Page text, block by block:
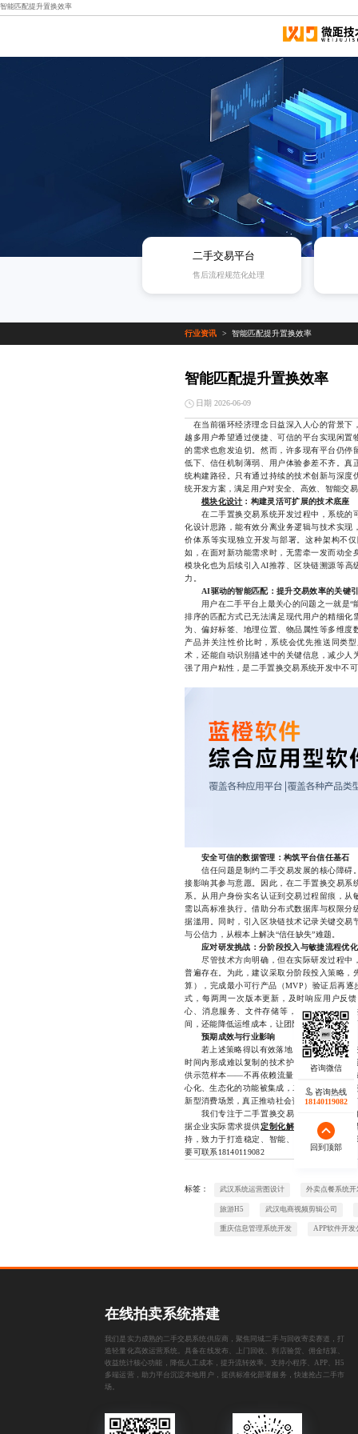
智能匹配提升置换效率
二手交易平台
售后流程规范化处理
行业资讯 > 智能匹配提升置换效率
智能匹配提升置换效率
日期 2026-06-09
在当前循环经济理念日益深入人心的背景下
越多用户希望通过便捷、可信的平台实现闲
的需求也愈发迫切。然而，许多现有平台仍
低下、信任机制薄弱、用户体验参差不齐。
统构建路径。只有通过持续的技术创新与深
统开发方案，满足用户对安全、高效、智能交
模块化设计 ：构建灵活可扩展的技术底座
在二手置换交易系统开发过程中，系统的
化设计思路，能有效分离业务逻辑与技术实
价体系等实现独立开发与部署。这种架构不
如，在面对新功能需求时，无需牵一发而动
模块化也为后续引入AI推荐、区块链溯源等高
力。
AI驱动的智能匹配：提升交易效率的关键
用户在二手平台上最关心的问题之一就是“
排序的匹配方式已无法满足现代用户的精细
为、偏好标签、地理位置、物品属性等多维
产品并关注性价比时，系统会优先推送同类
术，还能自动识别描述中的关键信息，减少
强了用户粘性，是二手置换交易系统开发中不
安全可信的数据管理：构筑平台信任基石
信任问题是制约二手交易发展的核心障碍
接影响其参与意愿。因此，在二手置换交易
系。从用户身份实名认证到交易过程留痕，
需以高标准执行。借助分布式数据库与权限
据滥用。同时，引入区块链技术记录关键交
与公信力，从根本上解决“信任缺失”难题。
应对研发挑战：分阶段投入与敏捷流程优化
尽管技术方向明确，但在实际研发过程中
普遍存在。为此，建议采取分阶段投入策略
算），完成最小可行产品（MVP）验证后再
式，每两周一次版本更新，及时响应用户反
心、消息服务、文件存储等，避免重复开发
间，还能降低运维成本，让团队更专注于创新
预期成效与行业影响
若上述策略得以有效落地，预计可实现系统
时间内形成难以复制的技术护城河。更重要
供示范样本——不再依赖流量红利，而是依靠
心化、生态化的功能被集成，二手交易将从“
新型消费场景，真正推动社会资源的循环利用
我们专注于二手置换交易系统开发领域多
据企业实际需求提供定制化解决方案，涵盖从
持，致力于打造稳定、智能、安全的一站式
要可联系18140119082
标签： 武汉系统运营图设计 外卖点餐系统开
旅游H5 武汉电商视频剪辑公司
重庆信息管理系统开发 APP软件开发
在线拍卖系统搭建
我们是实力成熟的二手交易系统供应商，聚焦同城二手与回收寄卖赛道，打
造轻量化高效运营系统。具备在线发布、上门回收、到店验货、佣金结算、
收益统计核心功能，降低人工成本，提升流转效率。支持小程序、APP、H5
多端运营，助力平台沉淀本地用户，提供标准化部署服务，快速抢占二手市
场。
咨询热线
18140119082
回到顶部